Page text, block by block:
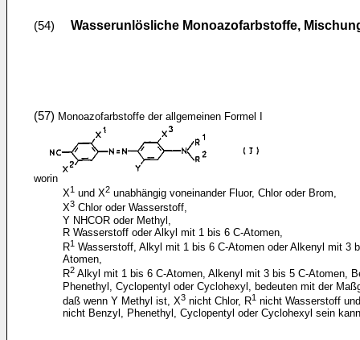
(54) Wasserunlösliche Monoazofarbstoffe,
(57) Monoazofarbstoffe der allgemeinen Formel I
worin
X1 und X2 unabhängig voneinander Fluor, Chlor oder Brom,
X3 Chlor oder Wasserstoff,
Y NHCOR oder Methyl,
R Wasserstoff oder Alkyl mit 1 bis 6 C-Atomen,
R1 Wasserstoff, Alkyl mit 1 bis 6 C-Atomen oder Alkenyl mit 3
Atomen,
R2 Alkyl mit 1 bis 6 C-Atomen, Alkenyl mit 3 bis 5 C-Atomen,
Phenethyl, Cyclopentyl oder Cyclohexyl, bedeuten mit der
daß wenn Y Methyl ist, X3 nicht Chlor, R1 nicht Wasserstoff
nicht Benzyl, Phenethyl, Cyclopentyl oder Cyclohexyl sein